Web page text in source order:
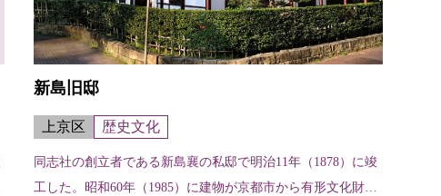
新島旧邸
上京区 歴史文化
同志社の創立者である新島襄の私邸で明治11年（1878）に竣
工した。昭和60年（1985）に建物が京都市から有形文化財に